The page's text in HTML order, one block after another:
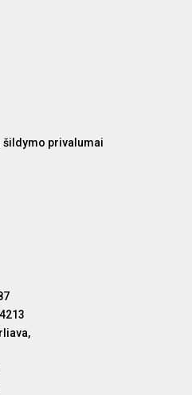
šildymo privalumai